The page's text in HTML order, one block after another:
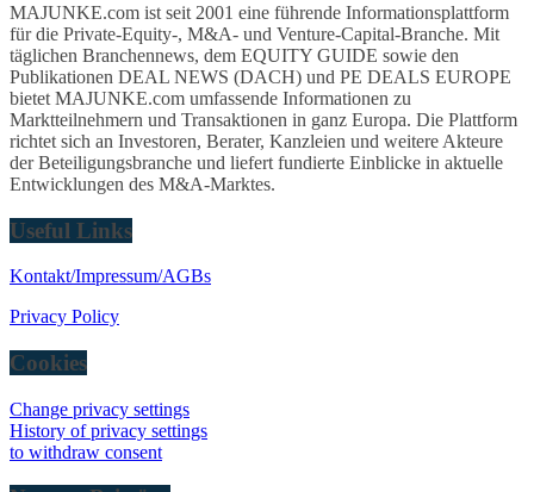
MAJUNKE.com ist seit 2001 eine führende Informationsplattform
für die Private-Equity-, M&A- und Venture-Capital-Branche. Mit
täglichen Branchennews, dem EQUITY GUIDE sowie den
Publikationen DEAL NEWS (DACH) und PE DEALS EUROPE
bietet MAJUNKE.com umfassende Informationen zu
Marktteilnehmern und Transaktionen in ganz Europa. Die Plattform
richtet sich an Investoren, Berater, Kanzleien und weitere Akteure
der Beteiligungsbranche und liefert fundierte Einblicke in aktuelle
Entwicklungen des M&A-Marktes.
Useful Links
Kontakt/Impressum/AGBs
Privacy Policy
Cookies
Change privacy settings
History of privacy settings
to withdraw consent